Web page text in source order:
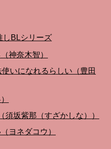
しBLシリーズ
神奈木智）
いになれるらしい（豊田
須坂紫那（すざかしな））
ヨネダコウ）